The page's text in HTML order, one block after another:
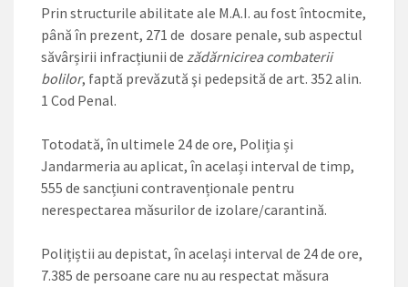
Prin structurile abilitate ale M.A.I. au fost întocmite,
până în prezent, 271 de dosare penale, sub aspectul
săvârșirii infracțiunii de zădărnicirea combaterii
bolilor, faptă prevăzută şi pedepsită de art. 352 alin.
1 Cod Penal.
Totodată, în ultimele 24 de ore, Poliția și
Jandarmeria au aplicat, în același interval de timp,
555 de sancțiuni contravenționale pentru
nerespectarea măsurilor de izolare/carantină.
Polițiștii au depistat, în același interval de 24 de ore,
7.385 de persoane care nu au respectat măsura